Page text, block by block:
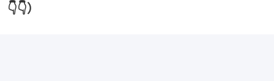
👇👇）